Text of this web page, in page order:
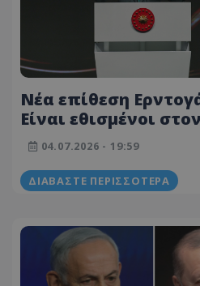
Νέα επίθεση
Είναι εθισμένοι
σφαγέων
04.07.2026 - 19:59
ΔΙΑΒΆΣΤΕ ΠΕΡΙΣΣΌΤΕΡΑ